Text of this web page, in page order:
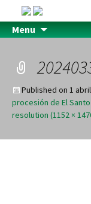
Menu
Published on 1
procesión de El
resolution (1152 ×